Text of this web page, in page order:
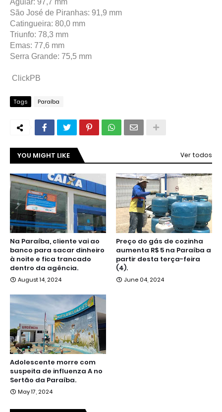
São José de Piranhas: 91,9 mm
Catingueira: 80,0 mm
Triunfo: 78,3 mm
Emas: 77,6 mm
Serra Grande: 75,5 mm
ClickPB
Tags Paraíba
YOU MIGHT LIKE Ver todos
Na Paraíba, cliente vai ao
banco para sacar dinheiro
à noite e fica trancado
dentro da agência.
August 14, 2024
Preço do gás de cozinha
aumenta R$ 5 na Paraíba a
partir desta terça-feira
(4).
June 04, 2024
Adolescente morre com
suspeita de influenza A no
Sertão da Paraíba.
May 17, 2024